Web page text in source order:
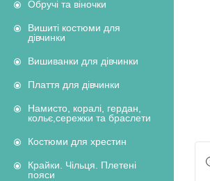
Обручі та віночки
Вишиті костюми для
дівчинки
Вишиванки для дівчинки
Плаття для дівчинки
Намисто, коралі, гердан,
кольє,сережки та браслети
Костюми для хрестин
Крайки. Чільця. Плетені
пояси